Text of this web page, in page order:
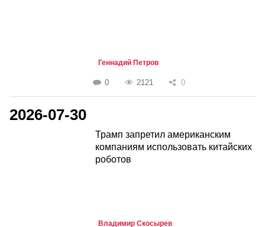
Геннадий Петров
0 2121 0
2026-07-30
Трамп запретил американским
компаниям использовать китайских
роботов
Владимир Скосырев